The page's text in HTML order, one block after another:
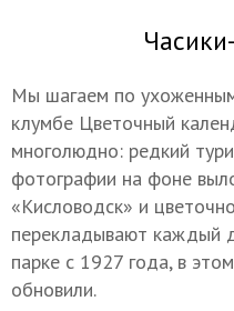
Мы шагаем по
клумбе Цветочный
многолюдно: редкий
фотографии на фоне
«Кисловодск» и
перекладывают каждый
парке с 1927 года, в
обновили.